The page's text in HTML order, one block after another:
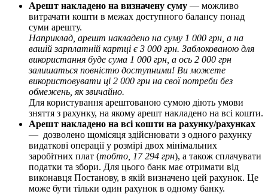
Арешт накладено на визначену суму — можливо
витрачати кошти в межах доступного балансу понад
суми арешту.
Наприклад арешт накладено на суму 1 000 грн а на
вашій зарплатній картці є 3 000 грн. Заблокованою для
використання буде сума 1 000 грн а ось 2 000 грн
залишаться повністю доступними! Ви можете
використовувати ці 2 000 грн на свої потреби без
обмежень як звичайно.
Для користування арештованою сумою діють умови
зняття з рахунку, на якому арешт накладено на всі кошти.
Арешт накладено на всі кошти на рахунку/рахунках
— дозволено щомісяця здійснювати з одного рахунку
видаткові операції у розмірі двох мінімальних
заробітних плат (тобто 17 294 грн), а також сплачувати
податки та збори. Для цього банк має отримати від
виконавця Постанову, в якій визначено цей рахунок. Це
може бути тільки один рахунок в одному банку.